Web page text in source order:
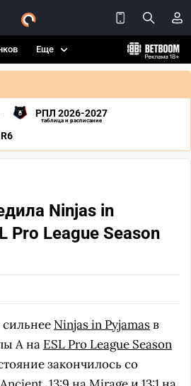
Еще
РПЛ 2026-2027
таблица и расписание
Ninjas in
Pro League Season
сильнее Ninjas in Pyjamasв
А на ESL Pro League Season
закончилось со